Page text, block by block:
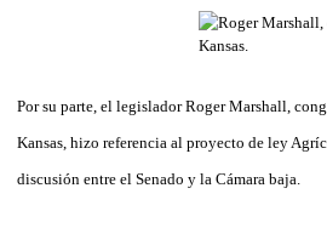
Por su parte, el legislador Roger Marshall,
Kansas, hizo referencia al proyecto de ley
discusión entre el Senado y la Cámara baja.